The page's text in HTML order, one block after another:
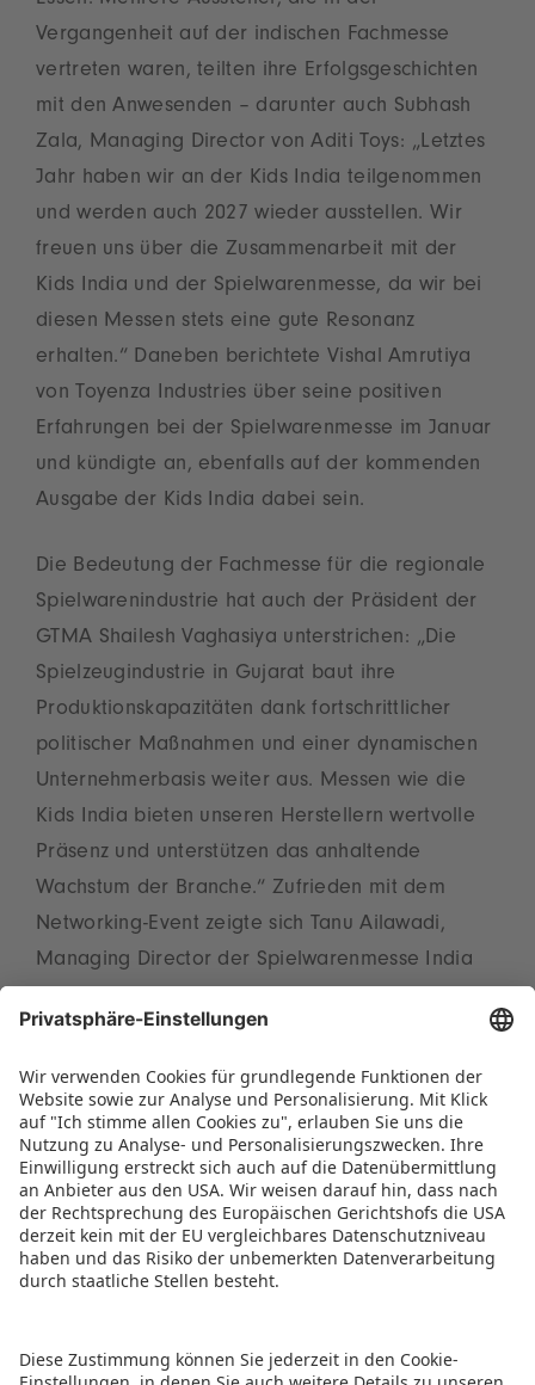
Vergangenheit auf der indischen Fachmesse
vertreten waren, teilten ihre Erfolgsgeschichten
mit den Anwesenden – darunter auch Subhash
Zala, Managing Director von Aditi Toys: „Letztes
Jahr haben wir an der Kids India teilgenommen
und werden auch 2027 wieder ausstellen. Wir
freuen uns über die Zusammenarbeit mit der
Kids India und der Spielwarenmesse, da wir bei
diesen Messen stets eine gute Resonanz
erhalten.“ Daneben berichtete Vishal Amrutiya
von Toyenza Industries über seine positiven
Erfahrungen bei der Spielwarenmesse im Januar
und kündigte an, ebenfalls auf der kommenden
Ausgabe der Kids India dabei sein.
Die Bedeutung der Fachmesse für die regionale
Spielwarenindustrie hat auch der Präsident der
GTMA Shailesh Vaghasiya unterstrichen: „Die
Spielzeugindustrie in Gujarat baut ihre
Produktionskapazitäten dank fortschrittlicher
politischer Maßnahmen und einer dynamischen
Unternehmerbasis weiter aus. Messen wie die
Kids India bieten unseren Herstellern wertvolle
Präsenz und unterstützen das anhaltende
Wachstum der Branche.“ Zufrieden mit dem
Networking-Event zeigte sich Tanu Ailawadi,
Managing Director der Spielwarenmesse India
Unterstützung bei der Organisation dieser
Veranstaltung und dafür, dass wir dadurch viele
weitere Unternehmen in dieser Region erreichen
konnten.“
PRESSETICKER ALS PDF HERUNTERLADEN